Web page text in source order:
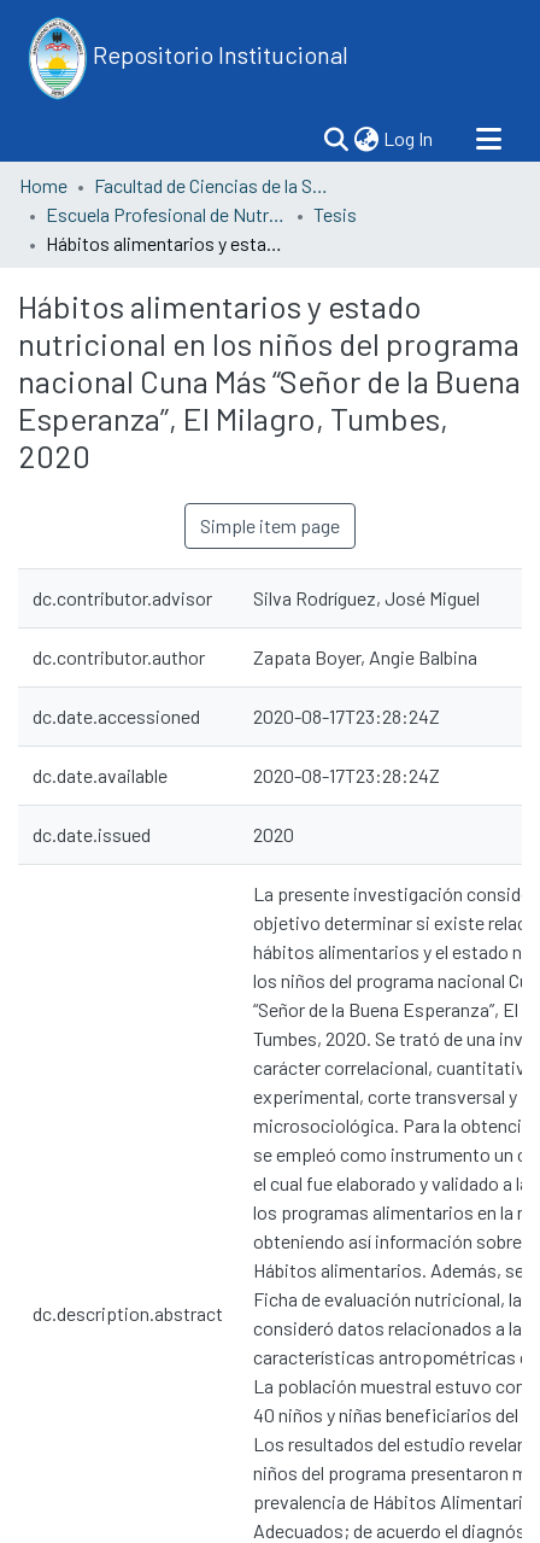
Repositorio Institucional
Log In (current)
Home
Facultad de Ciencias de la Salud
Escuela Profesional de Nutrición y Dietética
Tesis
Hábitos alimentarios y estado nutricional en los niños del programa nacional Cuna Más “Señor de la Buena Esperanza”, El Milagro, Tumbes, 2020
Hábitos alimentarios y estado
nutricional en los niños del programa
nacional Cuna Más “Señor de la Buena
Esperanza”, El Milagro, Tumbes,
2020
Simple item page
dc.contributor.advisor Silva Rodríguez, José Miguel
dc.contributor.author Zapata Boyer, Angie Balbina
dc.date.accessioned 2020-08-17T23:28:24Z
dc.date.available 2020-08-17T23:28:24Z
dc.date.issued 2020
dc.description.abstract
La presente investigación
objetivo determinar si existe
hábitos alimentarios y el estado
los niños del programa nacional
“Señor de la Buena Esperanza”, El
Tumbes, 2020. Se trató de una
carácter correlacional,
experimental, corte transversal y
microsociológica. Para la
se empleó como instrumento un
el cual fue elaborado y validado a la
los programas alimentarios en la
obteniendo así información sobre
Hábitos alimentarios. Además, se
Ficha de evaluación nutricional, la
consideró datos relacionados a las
características antropométricas
La población muestral estuvo
40 niños y niñas beneficiarios del
Los resultados del estudio
niños del programa presentaron
prevalencia de Hábitos
Adecuados; de acuerdo el